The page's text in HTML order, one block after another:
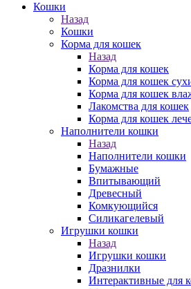
Кошки
Назад
Кошки
Корма для кошек
Назад
Корма для кошек
Корма для кошек
Корма для кошек
Лакомства для кошек
Корма для кошек
Наполнители кошки
Назад
Наполнители кошки
Бумажные
Впитывающий
Древесный
Комкующийся
Силикагелевый
Игрушки кошки
Назад
Игрушки кошки
Дразнилки
Интерактивные для